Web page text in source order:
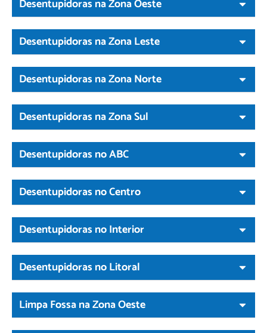
Desentupidoras na Zona Oeste
Desentupidoras na Zona Leste
Desentupidoras na Zona Norte
Desentupidoras na Zona Sul
Desentupidoras no ABC
Desentupidoras no Centro
Desentupidoras no Interior
Desentupidoras no Litoral
Limpa Fossa na Zona Oeste